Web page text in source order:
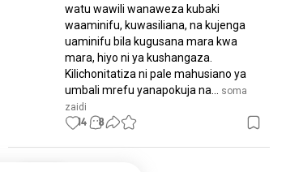
watu wawili wanaweza kubaki
waaminifu, kuwasiliana, na kujenga
uaminifu bila kugusana mara kwa
mara, hiyo ni ya kushangaza.
Kilichonitatiza ni pale mahusiano ya
umbali mrefu yanapokuja na...
soma
zaidi
14 8